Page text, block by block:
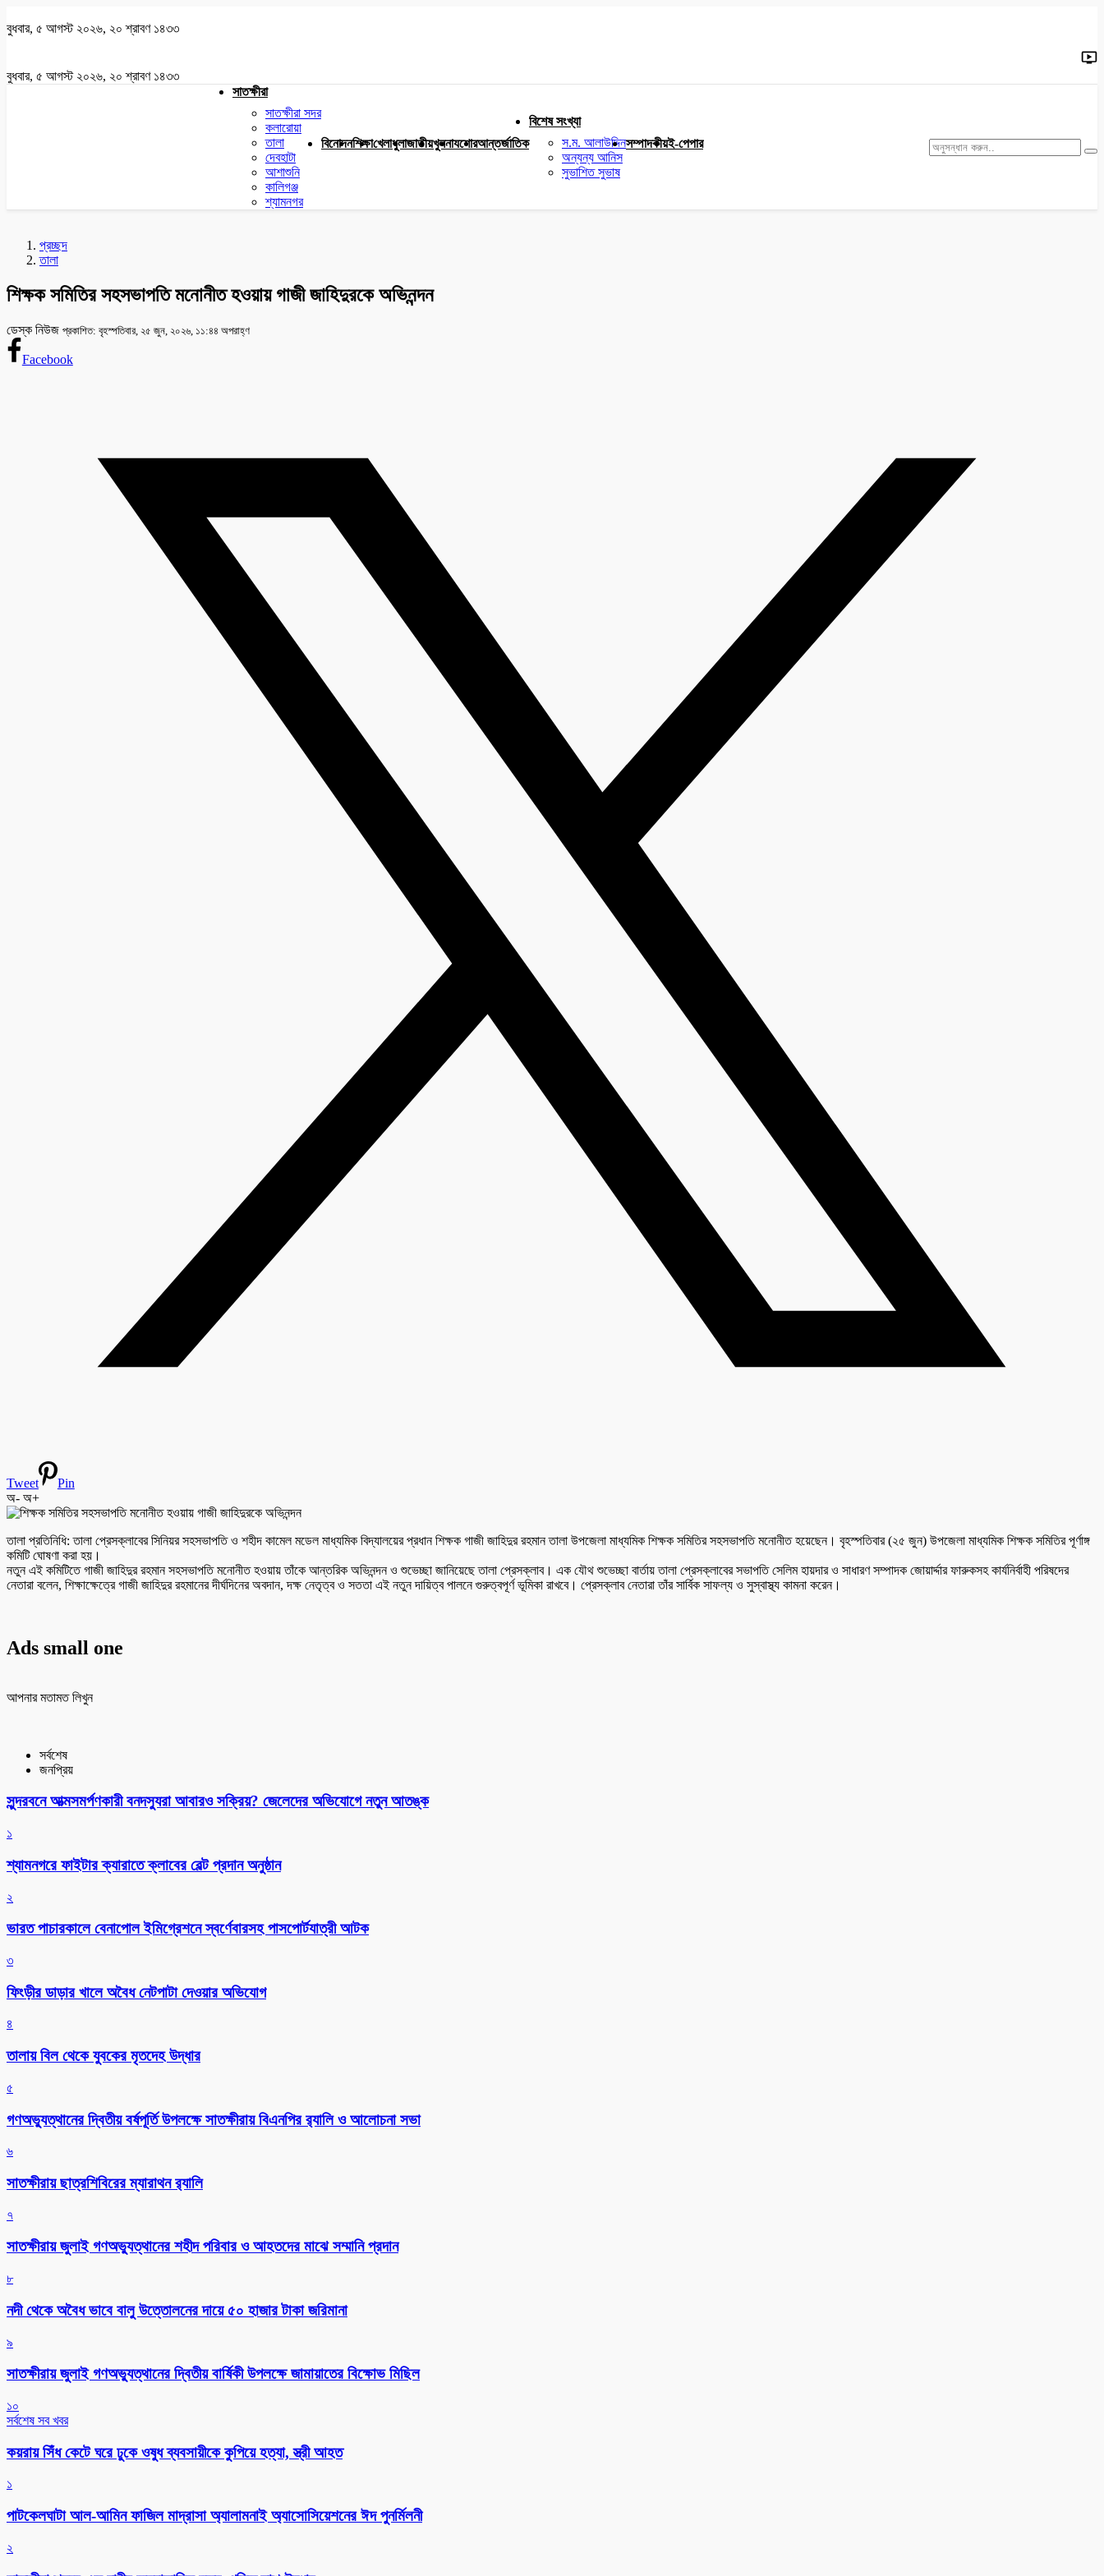
বুধবার, ৫ আগস্ট ২০২৬, ২০ শ্রাবণ ১৪৩৩
বুধবার, ৫ আগস্ট ২০২৬, ২০ শ্রাবণ ১৪৩৩
সাতক্ষীরা
সাতক্ষীরা সদর
কলারোয়া
তালা
দেবহাটা
আশাশুনি
কালিগঞ্জ
শ্যামনগর
বিনোদনশিক্ষাখেলাধুলাজাতীয়খুলনাযশোরআন্তর্জাতিক
বিশেষ সংখ্যা
স.ম. আলাউদ্দিন
অন্যন্য আনিস
সুভাশিত সুভাষ
সম্পাদকীয়ই-পেপার
প্রচ্ছদ
তালা
শিক্ষক সমিতির সহসভাপতি মনোনীত হওয়ায় গাজী জাহিদুরকে অভিনন্দন
ডেস্ক নিউজ প্রকাশিত: বৃহস্পতিবার, ২৫ জুন, ২০২৬, ১১:৪৪ অপরাহ্ণ
Facebook
Tweet
Pin
অ- অ+
তালা প্রতিনিধি: তালা প্রেসক্লাবের সিনিয়র সহসভাপতি ও শহীদ কামেল মডেল মাধ্যমিক বিদ্যালয়ের প্রধান শিক্ষক গাজী জাহিদুর রহমান তালা উপজেলা মাধ্যমিক শিক্ষক সমিতির সহসভাপতি মনোনীত হয়েছেন। বৃহস্পতিবার (২৫ জুন) উপজেলা মাধ্যমিক শিক্ষক সমিতির পূর্ণাঙ্গ
কমিটি ঘোষণা করা হয়।
নতুন এই কমিটিতে গাজী জাহিদুর রহমান সহসভাপতি মনোনীত হওয়ায় তাঁকে আন্তরিক অভিনন্দন ও শুভেচ্ছা জানিয়েছে তালা প্রেসক্লাব। এক যৌথ শুভেচ্ছা বার্তায় তালা প্রেসক্লাবের সভাপতি সেলিম হায়দার ও সাধারণ সম্পাদক জোয়ার্দ্দার ফারুকসহ কার্যনির্বাহী পরিষদের
নেতারা বলেন, শিক্ষাক্ষেত্রে গাজী জাহিদুর রহমানের দীর্ঘদিনের অবদান, দক্ষ নেতৃত্ব ও সততা এই নতুন দায়িত্ব পালনে গুরুত্বপূর্ণ ভূমিকা রাখবে। প্রেসক্লাব নেতারা তাঁর সার্বিক সাফল্য ও সুস্বাস্থ্য কামনা করেন।
Ads small one
আপনার মতামত লিখুন
সর্বশেষ
জনপ্রিয়
সুন্দরবনে আত্মসমর্পণকারী বনদস্যুরা আবারও সক্রিয়? জেলেদের অভিযোগে নতুন আতঙ্ক
১
শ্যামনগরে ফাইটার ক্যারাতে ক্লাবের বেল্ট প্রদান অনুষ্ঠান
২
ভারত পাচারকালে বেনাপোল ইমিগ্রেশনে স্বর্ণেবারসহ পাসপোর্টযাত্রী আটক
৩
ফিংড়ীর ডাড়ার খালে অবৈধ নেটপাটা দেওয়ার অভিযোগ
৪
তালায় বিল থেকে যুবকের মৃতদেহ উদ্ধার
৫
গণঅভ্যুত্থানের দ্বিতীয় বর্ষপূর্তি উপলক্ষে সাতক্ষীরায় বিএনপির র‌্যালি ও আলোচনা সভা
৬
সাতক্ষীরায় ছাত্রশিবিরের ম্যারাথন র‌্যালি
৭
সাতক্ষীরায় জুলাই গণঅভ্যুত্থানের শহীদ পরিবার ও আহতদের মাঝে সম্মানি প্রদান
৮
নদী থেকে অবৈধ ভাবে বালু উত্তোলনের দায়ে ৫০ হাজার টাকা জরিমানা
৯
সাতক্ষীরায় জুলাই গণঅভ্যুত্থানের দ্বিতীয় বার্ষিকী উপলক্ষে জামায়াতের বিক্ষোভ মিছিল
১০
সর্বশেষ সব খবর
কয়রায় সিঁধ কেটে ঘরে ঢুকে ওষুধ ব্যবসায়ীকে কুপিয়ে হত্যা, স্ত্রী আহত
১
পাটকেলঘাটা আল-আমিন ফাজিল মাদ্রাসা অ্যালামনাই অ্যাসোসিয়েশনের ঈদ পুনর্মিলনী
২